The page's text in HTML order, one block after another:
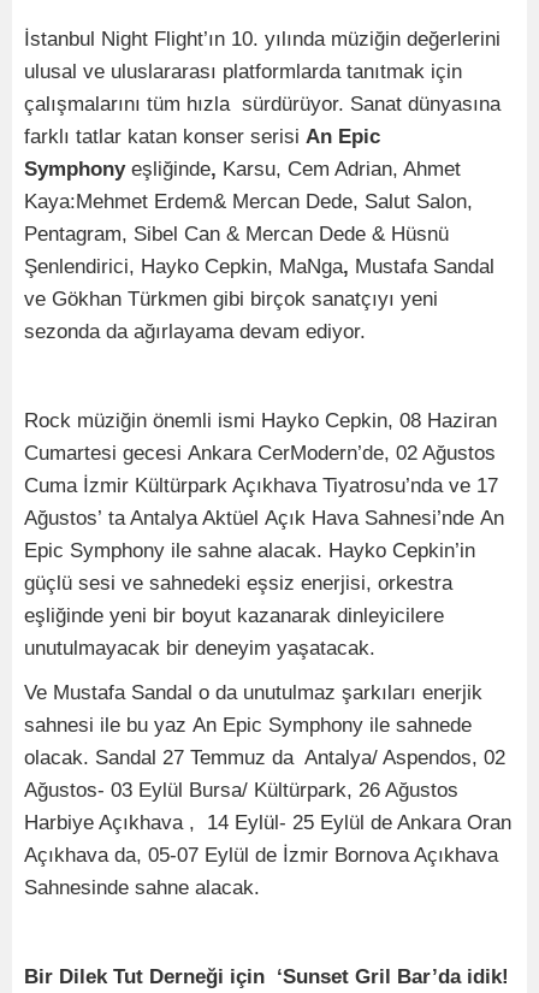
İstanbul Night Flight’ın 10. yılında müziğin değerlerini
ulusal ve uluslararası platformlarda tanıtmak için
çalışmalarını tüm hızla sürdürüyor. Sanat dünyasına
farklı tatlar katan konser serisi An Epic
Symphonyeşliğinde, Karsu, Cem Adrian, Ahmet
Kaya:Mehmet Erdem& Mercan Dede, Salut Salon,
Pentagram, Sibel Can & Mercan Dede & Hüsnü
Şenlendirici, Hayko Cepkin, MaNga, Mustafa Sandal
ve Gökhan Türkmen gibi birçok sanatçıyı yeni
sezonda da ağırlayama devam ediyor.
Rock müziğin önemli ismi Hayko Cepkin, 08 Haziran
Cumartesi gecesi Ankara CerModern’de, 02 Ağustos
Cuma İzmir Kültürpark Açıkhava Tiyatrosu’nda ve 17
Ağustos’ ta Antalya Aktüel Açık Hava Sahnesi’nde An
Epic Symphony ile sahne alacak. Hayko Cepkin’in
güçlü sesi ve sahnedeki eşsiz enerjisi, orkestra
eşliğinde yeni bir boyut kazanarak dinleyicilere
unutulmayacak bir deneyim yaşatacak.
Ve Mustafa Sandal o da unutulmaz şarkıları enerjik
sahnesi ile bu yaz An Epic Symphony ile sahnede
olacak. Sandal 27 Temmuz da Antalya/ Aspendos, 02
Ağustos- 03 Eylül Bursa/ Kültürpark, 26 Ağustos
Harbiye Açıkhava , 14 Eylül- 25 Eylül de Ankara Oran
Açıkhava da, 05-07 Eylül de İzmir Bornova Açıkhava
Sahnesinde sahne alacak.
Bir Dilek Tut Derneği için ‘Sunset Gril Bar’da idik!